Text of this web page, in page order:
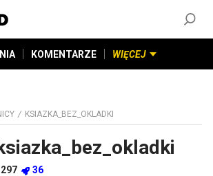
KOMENTARZE WIĘCEJ
KSIAZKA_BEZ_OKLADKI
36